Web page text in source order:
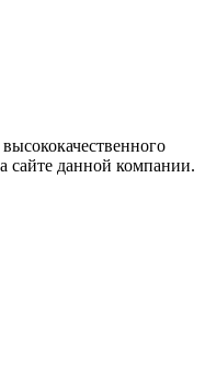
сайте данной компании.